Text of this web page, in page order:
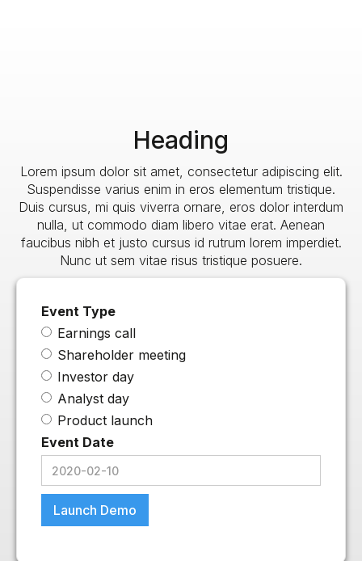
Heading
Lorem ipsum dolor sit amet, consectetur adipiscing elit.
Suspendisse varius enim in eros elementum tristique.
Duis cursus, mi quis viverra ornare, eros dolor interdum
nulla, ut commodo diam libero vitae erat. Aenean
faucibus nibh et justo cursus id rutrum lorem imperdiet.
Nunc ut sem vitae risus tristique posuere.
Event Type
Earnings call
Shareholder meeting
Investor day
Analyst day
Product launch
Event Date